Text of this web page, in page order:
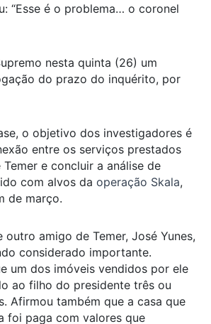
“Esse é o problema… o coronel
nesta quinta (26) um
do prazo do inquérito, por
o objetivo dos investigadores é
entre os serviços prestados
e concluir a análise de
com alvos da operação Skala,
de março.
outro amigo de Temer, José Yunes,
considerado importante.
um dos imóveis vendidos por ele
ao filho do presidente três ou
Afirmou também que a casa que
foi paga com valores que